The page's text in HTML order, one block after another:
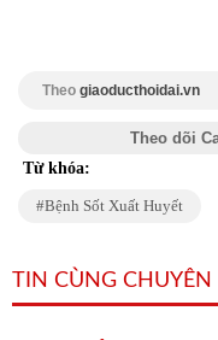
Theo giaoducthoidai.vn
Theo dõi
Từ khóa:
Bệnh Sốt Xuất Huyết
TIN CÙNG CHUYÊN